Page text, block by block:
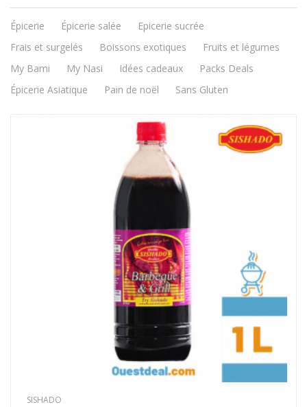
Épicerie Épicerie salée
Epicerie sucrée
Frais et surgelés
Boissons exotiques
Fruits et légumes
My Bami
My Nasi Idées cadeaux
Packs Deals
Épicerie Asiatique
Pain de noël Sans Gluten
SISHADO